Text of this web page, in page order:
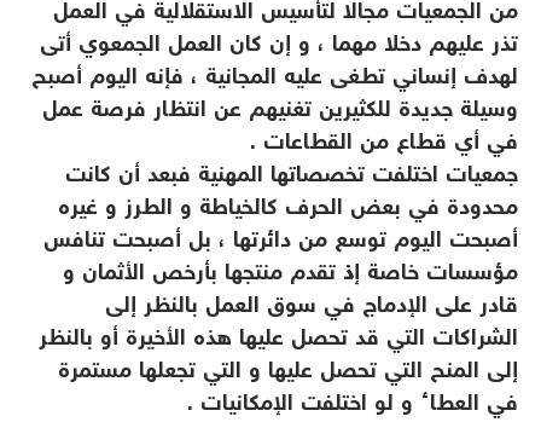
من الجمعيات مجالا لتأسيس الاستقلالية في العمل
تذر عليهم دخلا مهما ، و إن كان العمل الجمعوي أتى
لهدف إنساني تطغى عليه المجانية ، فإنه اليوم أصبح
وسيلة جديدة للكثيرين تغنيهم عن انتظار فرصة عمل
في أي قطاع من القطاعات .
جمعيات اختلفت تخصصاتها المهنية فبعد أن كانت
محدودة في بعض الحرف كالخياطة و الطرز و غيره
أصبحت اليوم توسع من دائرتها ، بل أصبحت تنافس
مؤسسات خاصة إذ تقدم منتجها بأرخص الأثمان و
قادر على الإدماج في سوق العمل بالنظر إلى
الشراكات التي قد تحصل عليها هذه الأخيرة أو بالنظر
إلى المنح التي تحصل عليها و التي تجعلها مستمرة
في العطاء و لو اختلفت الإمكانيات .